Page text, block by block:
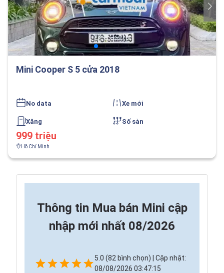
Mini Cooper S 5 cửa 2018
No data Xe mới
Xăng Số sàn
999 triệu
Hồ Chí Minh
Thông tin Mua bán Mini cập
nhập mới nhất 08/2026
5.0 (82 bình chọn) | Cập nhật:
08/08/2026 03:47:15